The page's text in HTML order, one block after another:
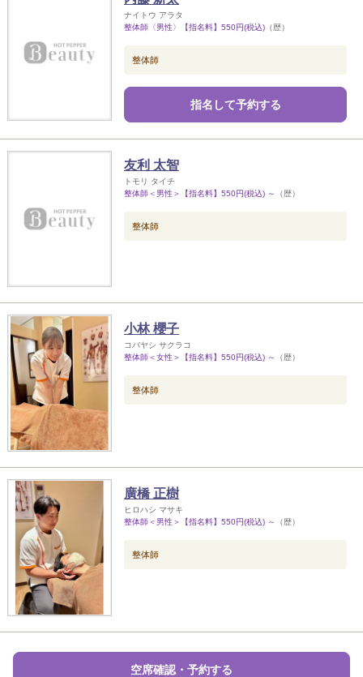
ナイトウ アラタ
整体師〈男性〉【指名料】550円(税込) （歴）
整体師
指名して予約する
友利 太智
トモリ タイチ
整体師＜男性＞【指名料】550円(税込) ～
（歴）
整体師
小林 櫻子
コバヤシ サクラコ
整体師＜女性＞【指名料】550円(税込) ～
（歴）
整体師
廣橋 正樹
ヒロハシ マサキ
整体師＜男性＞【指名料】550円(税込) ～
（歴）
整体師
空席確認・予約する